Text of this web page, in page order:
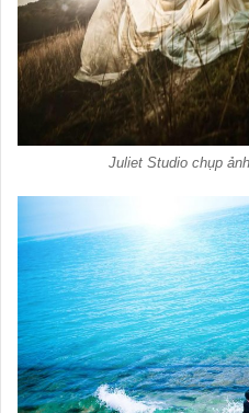
Juliet Studio chụp